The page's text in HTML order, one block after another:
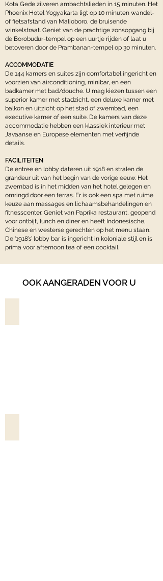
Kota Gede zilveren ambachtslieden in 15 minuten. Het
Phoenix Hotel Yogyakarta ligt op 10 minuten wandel-
of fietsafstand van Malioboro, de bruisende
winkelstraat. Geniet van de prachtige zonsopgang bij
de Borobudur-tempel op een uurtje rijden of laat u
betoveren door de Prambanan-tempel op 30 minuten.
ACCOMMODATIE
De 144 kamers en suites zijn comfortabel ingericht en
voorzien van airconditioning, minibar, en een
badkamer met bad/douche. U mag kiezen tussen een
superior kamer met stadzicht, een deluxe kamer met
balkon en uitzicht op het stad of zwembad, een
executive kamer of een suite. De kamers van deze
accommodatie hebben een klassiek interieur met
Javaanse en Europese elementen met verfijnde
details.
FACILITEITEN
De entree en lobby dateren uit 1918 en stralen de
grandeur uit van het begin van de vorige eeuw. Het
zwembad is in het midden van het hotel gelegen en
omringd door een terras. Er is ook een spa met ruime
keuze aan massages en lichaamsbehandelingen en
fitnesscenter. Geniet van Paprika restaurant, geopend
voor ontbijt, lunch en diner en heeft Indonesische,
Chinese en westerse gerechten op het menu staan.
De ‘1918’s’ lobby bar is ingericht in koloniale stijl en is
prima voor afternoon tea of een cocktail.
OOK AANGERADEN VOOR U